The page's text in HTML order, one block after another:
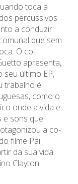
toca a
percussivos
a conduzir
que sem
O co-
apresenta,
seu último EP,
trabalho é
como o
onde a vida e
e sons que
a co-
filme Pai
da sua vida
Clayton